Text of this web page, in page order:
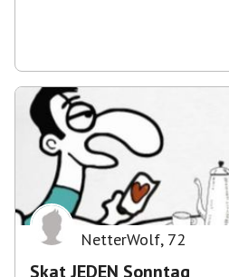
NetterWolf, 72
Skat JEDEN Sonntag